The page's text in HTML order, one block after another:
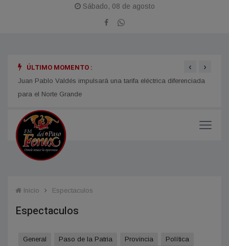
Sábado, 08 de agosto
ÚLTIMO MOMENTO :
para el Norte Grande
LOMAS DE VALLEJO celebra del 7 al 9 de agosto de 2026 "La
Fiesta Regional del Cordero Lomeño"
‹ ›
Inicio Espectaculos
Espectaculos
General Paso de la Patria Provincia
Política